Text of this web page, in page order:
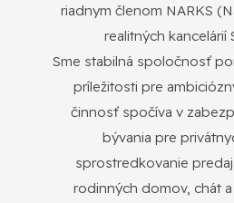
riadnym členom NARKS
realitných kancelárií
Sme stabilná spoločnosť
príležitosti pre
činnosť spočíva v
bývania pre
sprostredkovanie
rodinných domov, chát